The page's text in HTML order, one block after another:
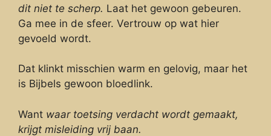
dit niet te scherp. Laat het gewoon gebeuren.
Ga mee in de sfeer. Vertrouw op wat hier
gevoeld wordt.
Dat klinkt misschien warm en gelovig, maar het
is Bijbels gewoon bloedlink.
Want waar toetsing verdacht wordt gemaakt,
krijgt misleiding vrij baan.